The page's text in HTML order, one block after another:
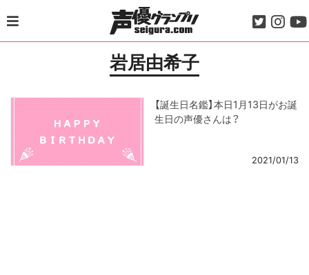
to
content
岩居由希子
【誕生日名鑑】本日1月13日がお誕
生日の声優さんは？
2021/01/13